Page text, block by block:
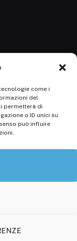
come i
del
permetterà di
o ID unici su
può influire